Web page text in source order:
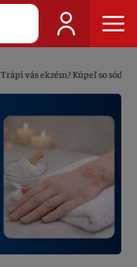
Trápi vás ekzém? Kúpeľ so